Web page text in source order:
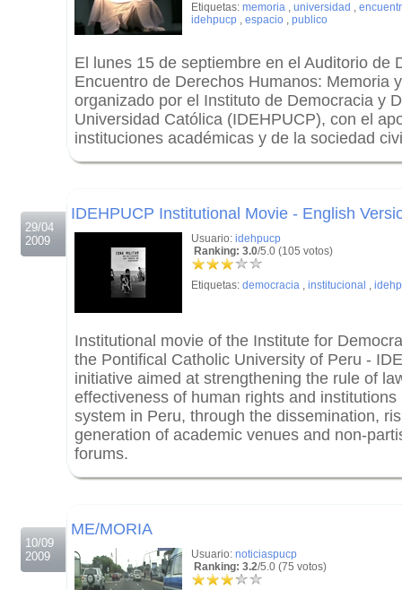
Etiquetas: memoria , universidad ,
idehpucp , espacio , publico
El lunes 15 de septiembre en el Auditorio de
Encuentro de Derechos Humanos: Memoria
organizado por el Instituto de Democracia y
Universidad Católica (IDEHPUCP), con el
instituciones académicas y de la sociedad
29/04
2009
IDEHPUCP Institutional Movie - English
Usuario: idehpucp
Ranking: 3.0/5.0 (105 votos)
Etiquetas: democracia , institucional ,
Institutional movie of the Institute for
the Pontifical Catholic University of Peru -
initiative aimed at strengthening the rule of
effectiveness of human rights and
system in Peru, through the dissemination,
generation of academic venues and non-
forums.
10/09
2009
ME/MORIA
Usuario: noticiaspucp
Ranking: 3.2/5.0 (75 votos)